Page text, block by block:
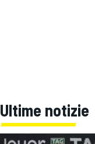
Ultime notizie